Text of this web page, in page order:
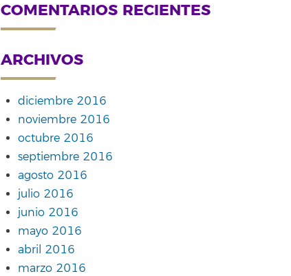
COMENTARIOS RECIENTES
ARCHIVOS
diciembre 2016
noviembre 2016
octubre 2016
septiembre 2016
agosto 2016
julio 2016
junio 2016
mayo 2016
abril 2016
marzo 2016